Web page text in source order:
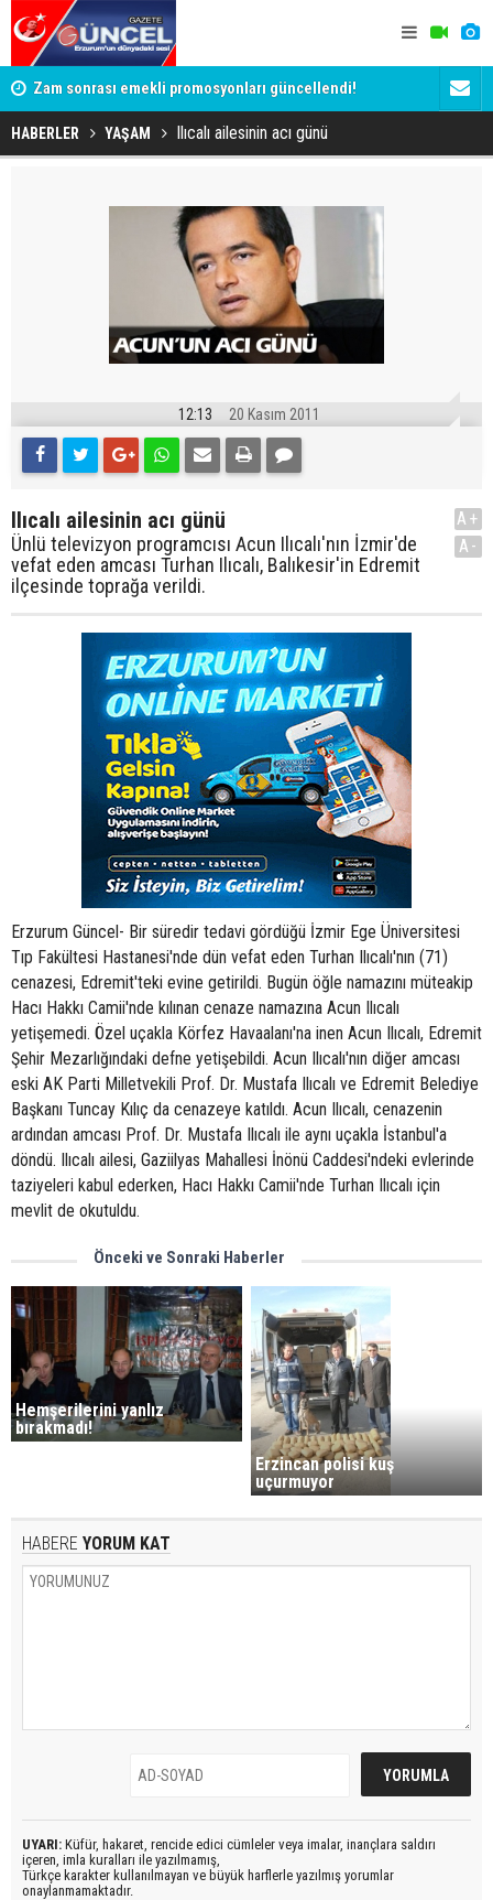
Zam sonrası emekli promosyonları güncellendi!
Ödemeler 32 bin TL'ye kadar çıkıyor
Salah
HABERLER YAŞAM Ilıcalı ailesinin acı günü
12:13 20 Kasım 2011
Ilıcalı ailesinin acı günü
Ünlü televizyon programcısı Acun Ilıcalı'nın İzmir'de
vefat eden amcası Turhan Ilıcalı, Balıkesir'in Edremit
ilçesinde toprağa verildi.
A+
A-
Erzurum Güncel- Bir süredir tedavi gördüğü İzmir Ege Üniversitesi
Tıp Fakültesi Hastanesi'nde dün vefat eden Turhan Ilıcalı'nın (71)
cenazesi, Edremit'teki evine getirildi. Bugün öğle namazını müteakip
Hacı Hakkı Camii'nde kılınan cenaze namazına Acun Ilıcalı
yetişemedi. Özel uçakla Körfez Havaalanı'na inen Acun Ilıcalı, Edremit
Şehir Mezarlığındaki defne yetişebildi. Acun Ilıcalı'nın diğer amcası
eski AK Parti Milletvekili Prof. Dr. Mustafa Ilıcalı ve Edremit Belediye
Başkanı Tuncay Kılıç da cenazeye katıldı. Acun Ilıcalı, cenazenin
ardından amcası Prof. Dr. Mustafa Ilıcalı ile aynı uçakla İstanbul'a
döndü. Ilıcalı ailesi, Gaziilyas Mahallesi İnönü Caddesi'ndeki evlerinde
taziyeleri kabul ederken, Hacı Hakkı Camii'nde Turhan Ilıcalı için
mevlit de okutuldu.
Önceki ve Sonraki Haberler
Hemşerilerini yanlız
bırakmadı!
Erzincan polisi kuş
uçurmuyor
HABERE YORUM KAT
UYARI: Küfür, hakaret, rencide edici cümleler veya imalar, inançlara saldırı
içeren, imla kuralları ile yazılmamış,
Türkçe karakter kullanılmayan ve büyük harflerle yazılmış yorumlar
onaylanmamaktadır.